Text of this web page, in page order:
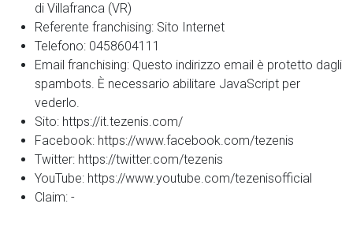
di Villafranca (VR)
Referente franchising: Sito Internet
Telefono: 0458604111
Email franchising: Questo indirizzo email è protetto dagli
spambots. È necessario abilitare JavaScript per
vederlo.
Sito: https://it.tezenis.com/
Facebook: https://www.facebook.com/tezenis
Twitter: https://twitter.com/tezenis
YouTube: https://www.youtube.com/tezenisofficial
Claim: -